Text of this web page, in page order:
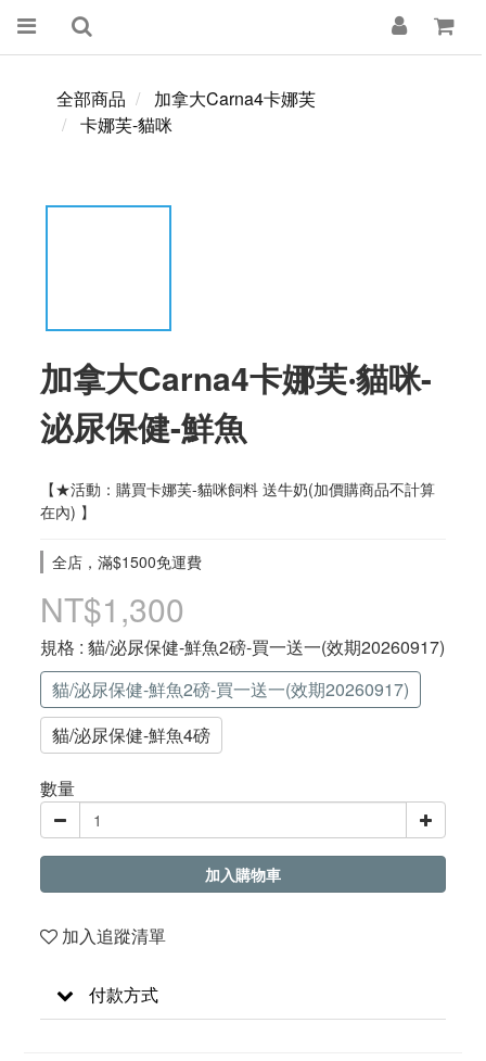
全部商品
加拿大Carna4卡娜芙
卡娜芙-貓咪
加拿大Carna4卡娜芙‧貓咪-
泌尿保健-鮮魚
【★活動：購買卡娜芙-貓咪飼料 送牛奶(加價購商品不計算
在內) 】
全店，滿$1500免運費
NT$1,300
規格 : 貓/泌尿保健-鮮魚2磅-買一送一(效期20260917)
貓/泌尿保健-鮮魚2磅-買一送一(效期20260917)
貓/泌尿保健-鮮魚4磅
數量
加入購物車
加入追蹤清單
付款方式